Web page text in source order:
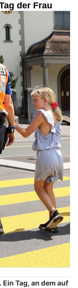
der Frau
Tag, an dem auf